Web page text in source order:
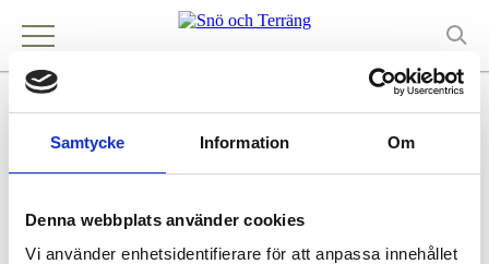
Samtycke Information Om
Denna webbplats använder cookies
Vi använder enhetsidentifierare för att anpassa innehållet
MICKES MOTOR